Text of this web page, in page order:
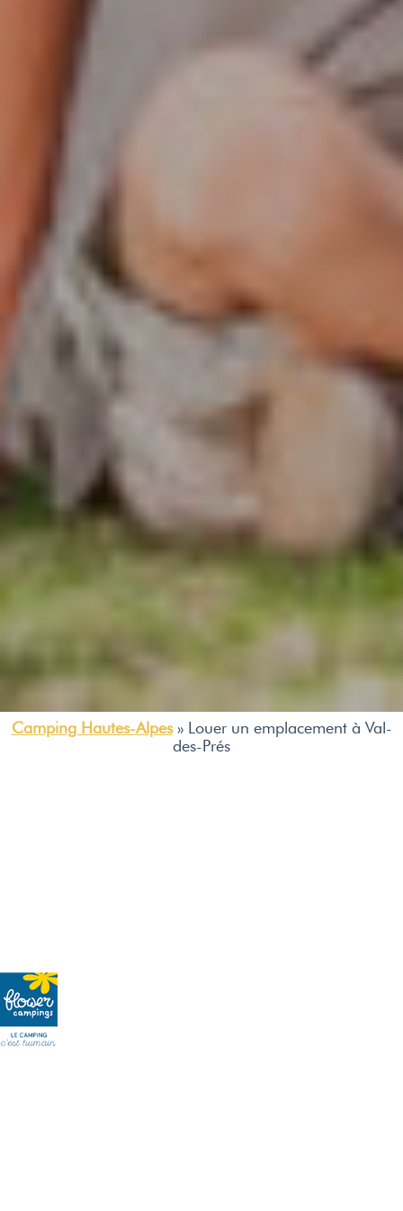
Camping Hautes-Alpes» Louer un emplacement à Val-
des-Prés